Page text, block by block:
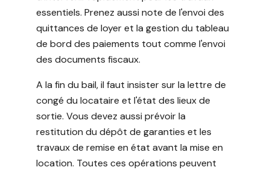
essentiels. Prenez aussi note de l'envoi des
quittances de loyer et la gestion du tableau
de bord des paiements tout comme l'envoi
des documents fiscaux.
A la fin du bail, il faut insister sur la lettre de
congé du locataire et l'état des lieux de
sortie. Vous devez aussi prévoir la
restitution du dépôt de garanties et les
travaux de remise en état avant la mise en
location. Toutes ces opérations peuvent